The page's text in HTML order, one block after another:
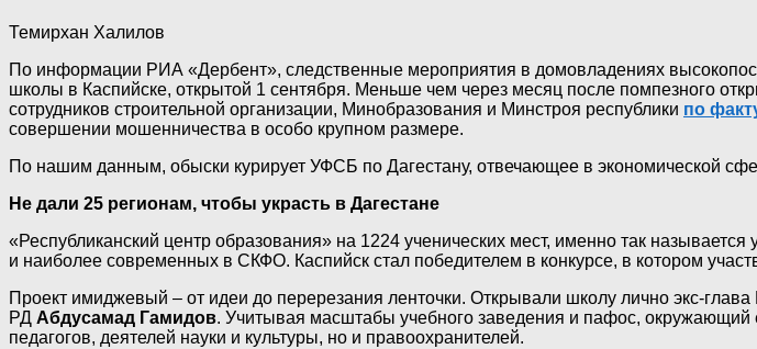
Темирхан Халилов
По информации РИА «Дербент», следственные мероприятия в домовладениях
школы в Каспийске, открытой 1 сентября. Меньше чем через месяц после помпезного
сотрудников строительной организации, Минобразования и Минстроя республики по
совершении мошенничества в особо крупном размере.
По нашим данным, обыски курирует УФСБ по Дагестану, отвечающее в экономической
Не дали 25 регионам, чтобы украсть в Дагестане
«Республиканский центр образования» на 1224 ученических мест, именно так
и наиболее современных в СКФО. Каспийск стал победителем в конкурсе, в котором
Проект имиджевый – от идеи до перерезания ленточки. Открывали школу лично экс-глава
РД Абдусамад Гамидов. Учитывая масштабы учебного заведения и пафос,
педагогов, деятелей науки и культуры, но и правоохранителей.